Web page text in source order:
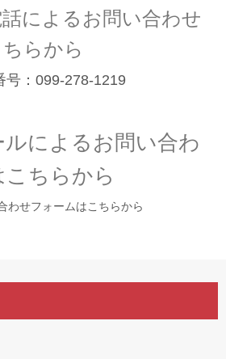
によるお問い合わせ
らから
号：099-278-1219
ルによるお問い合わ
こちらから
わせフォームはこちらから